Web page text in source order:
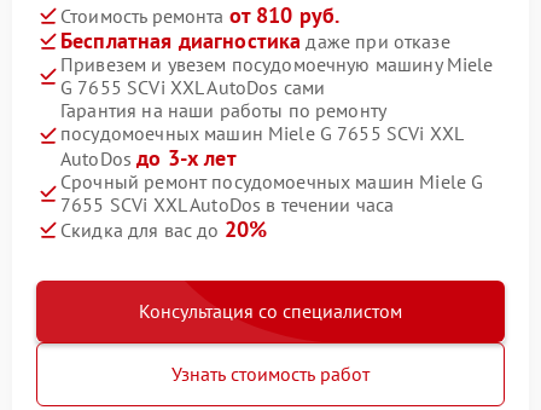
Стоимость ремонта от 810 руб.
Бесплатная диагностика даже при отказе
Привезем и увезем посудомоечную машину Miele
G 7655 SCVi XXL AutoDos сами
Гарантия на наши работы по ремонту
посудомоечных машин Miele G 7655 SCVi XXL
AutoDosдо 3-х лет
Срочный ремонт посудомоечных машин Miele G
7655 SCVi XXL AutoDos в течении часа
Скидка для вас до 20%
Консультация со специалистом
Узнать стоимость работ